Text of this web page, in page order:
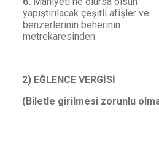
yapıştırılacak çeşitli afişler ve
benzerlerinin beherinin
metrekaresinden
2) EĞLENCE VERGİSİ
(Biletle girilmesi zorunlu